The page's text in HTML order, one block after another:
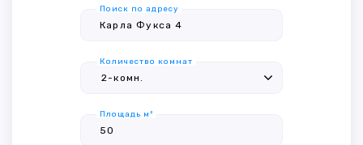
Поиск по адресу
Количество комнат
Площадь м²